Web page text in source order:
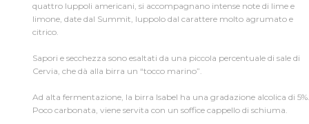
quattro luppoli americani, si accompagnano intense note di lime e
limone, date dal Summit, luppolo dal carattere molto agrumato e
citrico.
Sapori e secchezza sono esaltati da una piccola percentuale di sale di
Cervia, che dà alla birra un “tocco marino”.
Ad alta fermentazione, la birra Isabel ha una gradazione alcolica di
Poco carbonata, viene servita con un soffice cappello di schiuma.